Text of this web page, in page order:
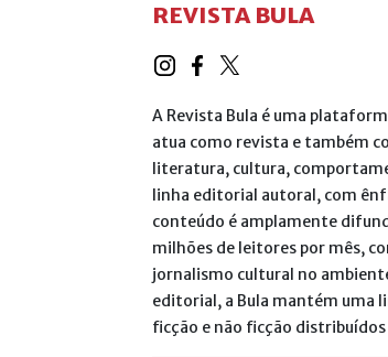
REVISTA BULA
A Revista Bula é uma
atua como revista e também
literatura, cultura,
linha editorial autoral, com
conteúdo é amplamente
milhões de leitores por mês,
jornalismo cultural no
editorial, a Bula mantém uma
ficção e não ficção